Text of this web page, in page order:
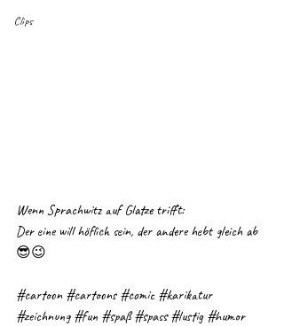
Clips
Wenn Sprachwitz auf Glatze trifft:
Der eine will höflich sein, der andere hebt gleich ab
😎😉
#cartoon #cartoons #comic #karikatur
#zeichnung #fun #spaß #spass #lustig #humor